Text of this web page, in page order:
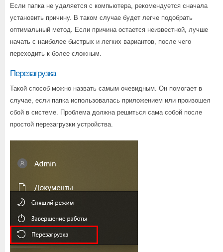
Если папка не удаляется с компьютера, рекомендуется сначала
установить причину. В таком случае будет легче подобрать
оптимальный метод. Если причина остается неизвестной, лучше
начать с наиболее быстрых и легких вариантов, после чего
переходить к более сложным.
Перезагрузка
Такой способ можно назвать самым очевидным. Он помогает в
случае, если папка использовалась приложением или произошел
сбой в системе. Проблема должна решиться сама собой после
простой перезагрузки устройства.